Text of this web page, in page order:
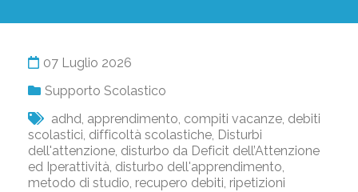
07 Luglio 2026
Supporto Scolastico
adhd, apprendimento, compiti vacanze, debiti
scolastici, difficoltà scolastiche, Disturbi
dell'attenzione, disturbo da Deficit dell’Attenzione
ed Iperattività, disturbo dell'apprendimento,
metodo di studio, recupero debiti, ripetizioni